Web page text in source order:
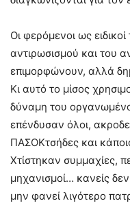
Οι φερόμενοι ως
αντιρωσισμού και του
επιμορφώνουν, αλλά
Κι αυτό το μίσος
δύναμη του
επένδυσαν όλοι,
ΠΑΣΟΚτσήδες και
Χτίστηκαν συμμαχίες,
μηχανισμοί… κανείς
μην φανεί λιγότερο